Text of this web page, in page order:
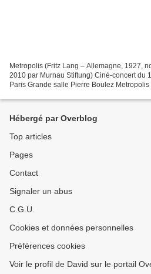
Metropolis (Fritz Lang – Allemagne, 1927,
2010 par Murnau Stiftung) Ciné-concert du
Paris Grande salle Pierre Boulez
Hébergé par Overblog
Top articles
Pages
Contact
Signaler un abus
C.G.U.
Cookies et données personnelles
Préférences cookies
Voir le profil de David sur le portail